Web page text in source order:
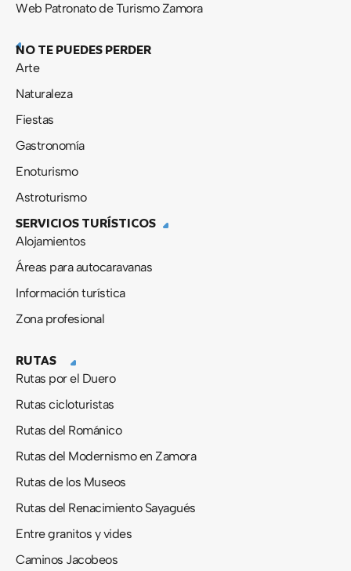
Web Patronato de Turismo Zamora
NO TE PUEDES PERDER
Arte
Naturaleza
Fiestas
Gastronomía
Enoturismo
Astroturismo
SERVICIOS TURÍSTICOS
Alojamientos
Áreas para autocaravanas
Información turística
Zona profesional
RUTAS
Rutas por el Duero
Rutas cicloturistas
Rutas del Románico
Rutas del Modernismo en Zamora
Rutas de los Museos
Rutas del Renacimiento Sayagués
Entre granitos y vides
Caminos Jacobeos